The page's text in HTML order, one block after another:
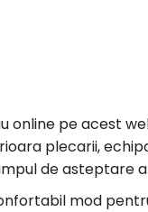
online pe acest
plecarii,
de asteptare
mod